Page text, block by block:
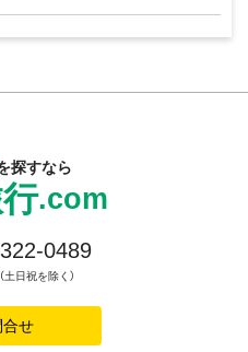
探すなら
.com
0489
土日祝を除く）
合せ